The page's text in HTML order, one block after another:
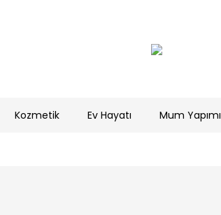
Kozmetik Ev Hayatı Mum Yapımı